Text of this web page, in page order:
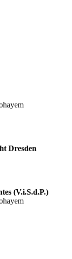
Dresden
(V.i.S.d.P.)